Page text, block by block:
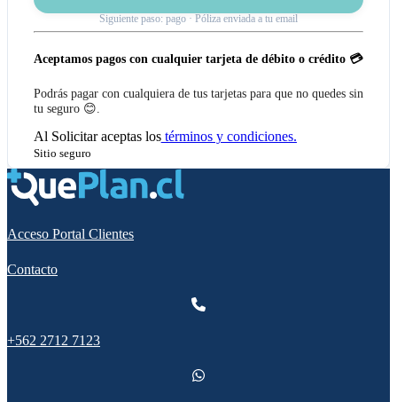
Siguiente paso: pago · Póliza enviada a tu email
Aceptamos pagos con cualquier tarjeta de débito o crédito 💳
Podrás pagar con cualquiera de tus tarjetas para que no quedes sin
tu seguro 😊.
Al Solicitaraceptas lostérminos y condiciones.
Sitio seguro
Acceso Portal Clientes
Contacto
+562 2712 7123